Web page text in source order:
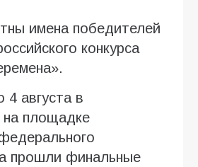
имена победителей
конкурса
августа в
на площадке
прошли финальные